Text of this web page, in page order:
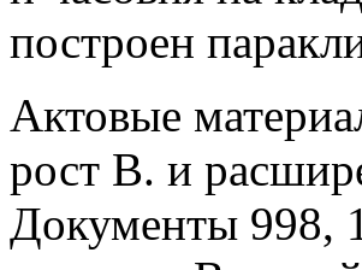
построен
Актовые
рост В. и
Документы 998,